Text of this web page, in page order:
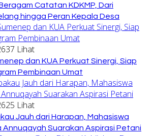
Catatan KDKMP, Dari
hingga Peran Kepala Desa
37 Lihat
dan KUA Perkuat Sinergi, Siap
Pembinaan Umat
25 Lihat
Jauh dari Harapan, Mahasiswa
Annuqayah Suarakan Aspirasi Petani